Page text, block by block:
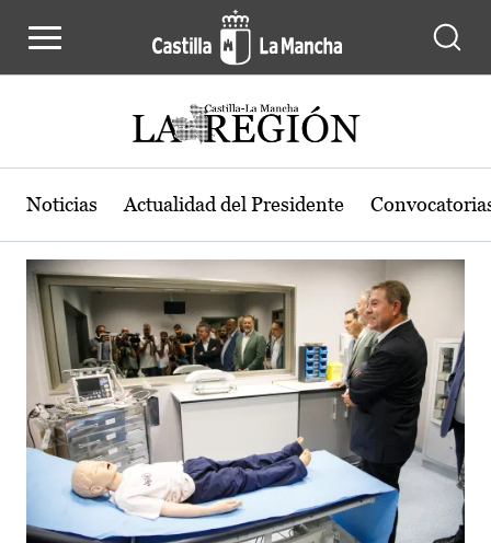
Actualidad de la región de Castilla-
Noticias Actualidad del Presidente